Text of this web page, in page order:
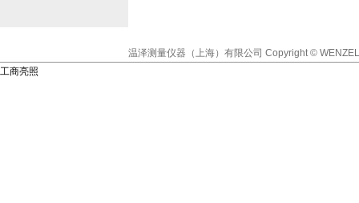
温泽测量仪器（上海）有限公司 Copyright ©
工商亮照